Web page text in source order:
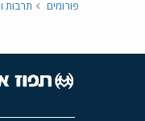
פורומים תרבות